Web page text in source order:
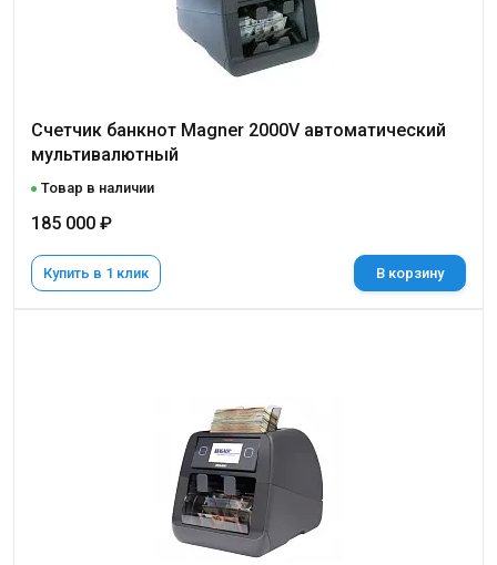
Счетчик банкнот Magner 2000V автоматический
мультивалютный
Товар в наличии
185 000 ₽
Купить в 1 клик В корзину